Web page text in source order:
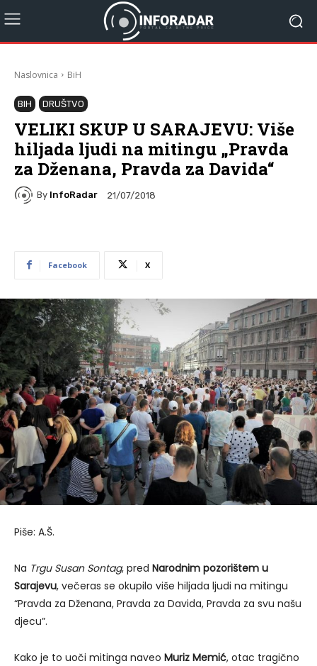
Naslovnica BiH
BIH DRUŠTVO
VELIKI SKUP U SARAJEVU: Više
hiljada ljudi na mitingu „Pravda
za Dženana, Pravda za Davida“
By InfoRadar 21/07/2018
Facebook X
Piše: A.Š.
Na Trgu Susan Sontag, pred Narodnim pozorištem u
Sarajevu, večeras se okupilo više hiljada ljudi na mitingu
“Pravda za Dženana, Pravda za Davida, Pravda za svu našu
djecu”.
Kako je to uoči mitinga naveo Muriz Memić, otac tragično